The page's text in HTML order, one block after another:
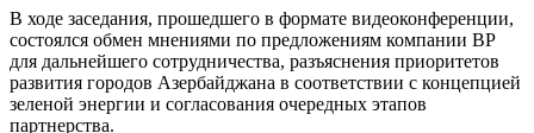
В ходе заседания, прошедшего в формате видеоконференции,
состоялся обмен мнениями по предложениям компании BP
для дальнейшего сотрудничества, разъяснения приоритетов
развития городов Азербайджана в соответствии с концепцией
зеленой энергии и согласования очередных этапов
партнерства.